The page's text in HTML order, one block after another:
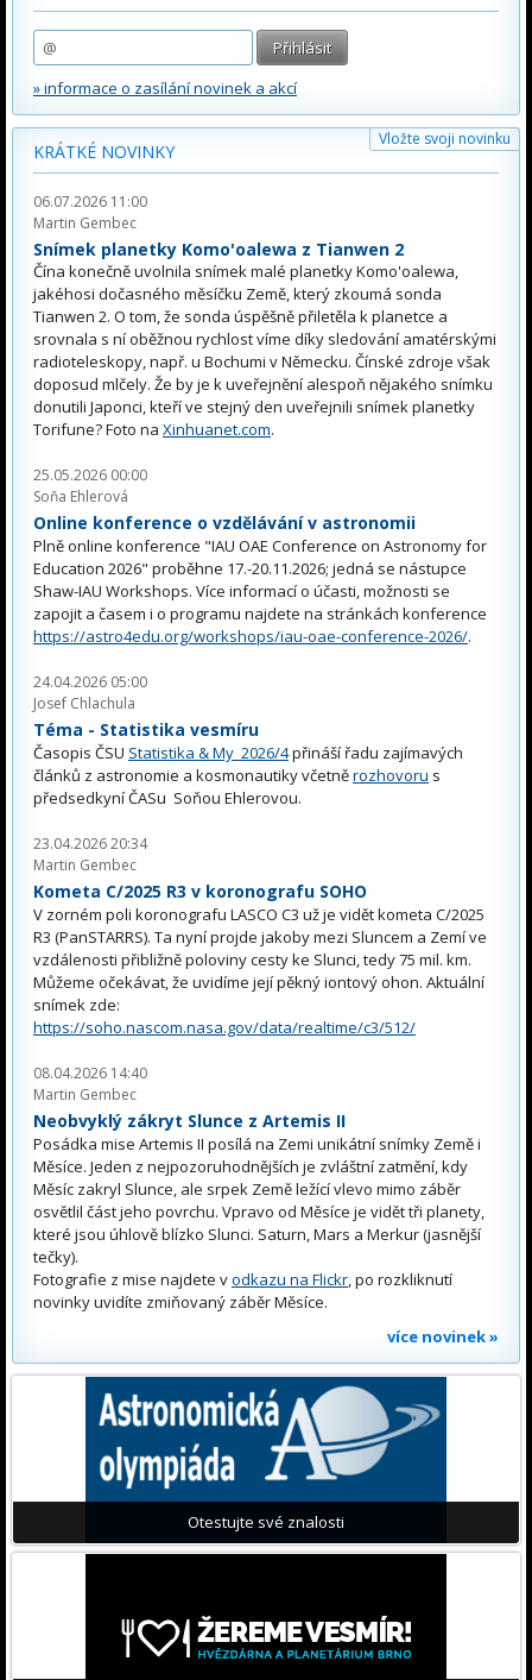
» informace o zasílání novinek a akcí
Vložte svoji novinku
KRÁTKÉ NOVINKY
06.07.2026 11:00
Martin Gembec
Snímek planetky Komo'oalewa z Tianwen 2
Čína konečně uvolnila snímek malé planetky Komo'oalewa,
jakéhosi dočasného měsíčku Země, který zkoumá sonda
Tianwen 2. O tom, že sonda úspěšně přiletěla k planetce a
srovnala s ní oběžnou rychlost víme díky sledování amatérskými
radioteleskopy, např. u Bochumi v Německu. Čínské zdroje však
doposud mlčely. Že by je k uveřejnění alespoň nějakého snímku
donutili Japonci, kteří ve stejný den uveřejnili snímek planetky
Torifune? Foto na Xinhuanet.com.
25.05.2026 00:00
Soňa Ehlerová
Online konference o vzdělávání v astronomii
Plně online konference "IAU OAE Conference on Astronomy for
Education 2026" proběhne 17.-20.11.2026; jedná se nástupce
Shaw-IAU Workshops. Více informací o účasti, možnosti se
zapojit a časem i o programu najdete na stránkách konference
https://astro4edu.org/workshops/iau-oae-conference-2026/.
24.04.2026 05:00
Josef Chlachula
Téma - Statistika vesmíru
Časopis ČSU Statistika & My 2026/4přináší řadu zajímavých
článků z astronomie a kosmonautiky včetněrozhovoru s
předsedkyní ČASu Soňou Ehlerovou.
23.04.2026 20:34
Martin Gembec
Kometa C/2025 R3 v koronografu SOHO
V zorném poli koronografu LASCO C3 už je vidět kometa C/2025
R3 (PanSTARRS). Ta nyní projde jakoby mezi Sluncem a Zemí ve
vzdálenosti přibližně poloviny cesty ke Slunci, tedy 75 mil. km.
Můžeme očekávat, že uvidíme její pěkný iontový ohon. Aktuální
snímek zde:
https://soho.nascom.nasa.gov/data/realtime/c3/512/
08.04.2026 14:40
Martin Gembec
Neobvyklý zákryt Slunce z Artemis II
Posádka mise Artemis II posílá na Zemi unikátní snímky Země i
Měsíce. Jeden z nejpozoruhodnějších je zvláštní zatmění, kdy
Měsíc zakryl Slunce, ale srpek Země ležící vlevo mimo záběr
osvětlil část jeho povrchu. Vpravo od Měsíce je vidět tři planety,
které jsou úhlově blízko Slunci. Saturn, Mars a Merkur (jasnější
tečky).
Fotografie z mise najdete vodkazu na Flickr, po rozkliknutí
novinky uvidíte zmiňovaný záběr Měsíce.
více novinek »
Otestujte své znalosti